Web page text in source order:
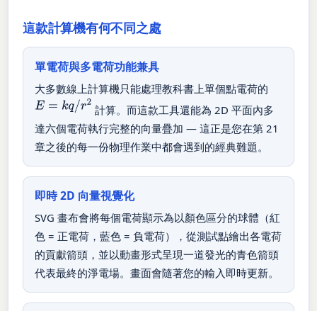
這款計算機有何不同之處
單電荷與多電荷功能兼具
大多數線上計算機只能處理教科書上單個點電荷的
E= kq /r2
計算。而這款工具還能為 2D 平面內多
達六個電荷執行完整的向量疊加 — 這正是您在第 21
章之後的每一份物理作業中都會遇到的經典難題。
即時 2D 向量視覺化
SVG 畫布會將每個電荷顯示為以顏色區分的球體（紅
色 = 正電荷，藍色 = 負電荷），從測試點繪出各電荷
的貢獻箭頭，並以動畫形式呈現一道發光的青色箭頭
代表最終的淨電場。畫面會隨著您的輸入即時更新。